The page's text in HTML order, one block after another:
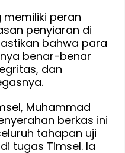
peran
penyiaran di
bahwa para
benar-benar
dan
Muhammad
berkas ini
tahapan uji
tugas Timsel. Ia